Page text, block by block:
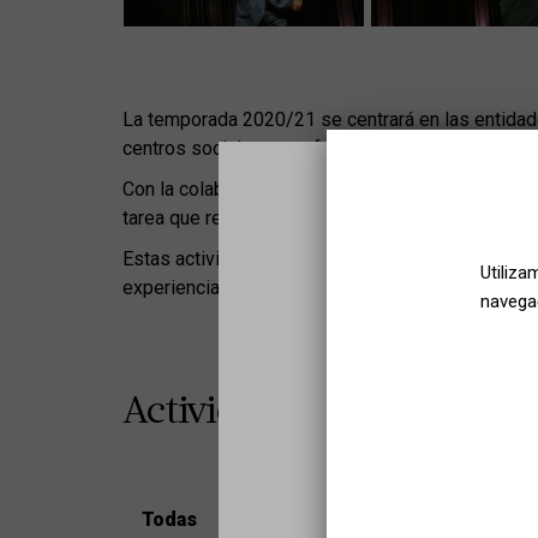
La temporada 2020/21 se centrará en las
centros sociales que afrontan muchos retos
Con la colaboración de las entidades sociales y
tarea que realizan de estas entidades sociales y
Estas actividades se dirigen a profesionales de
experiencias vinculadas a salud mental y cultura.
Actividades en tu zona
Todas